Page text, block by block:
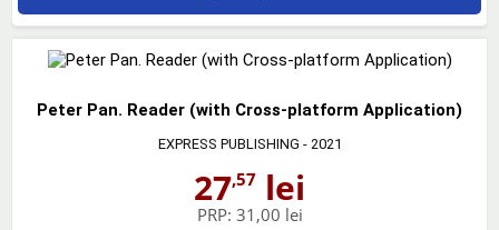
Peter Pan. Reader (with Cross-platform Application)
EXPRESS PUBLISHING - 2021
27,57 lei
PRP: 31,00 lei